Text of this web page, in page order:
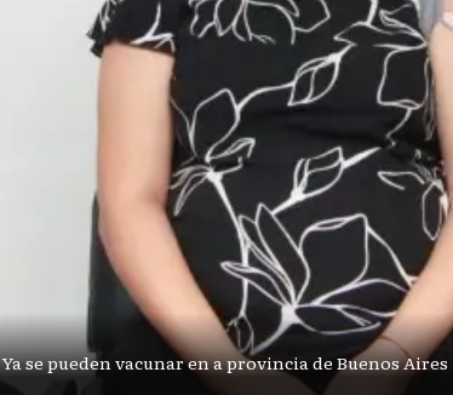
Ya se pueden vacunar en a provincia de Buenos Aires